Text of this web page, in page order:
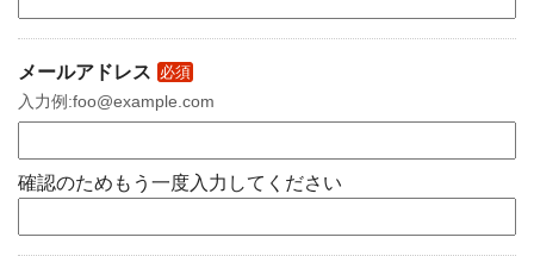
メールアドレス 必須
入力例:foo@example.com
確認のためもう一度入力してください